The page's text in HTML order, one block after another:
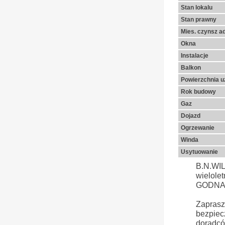
Stan lokalu
Stan prawny
Mies. czynsz
Okna
Instalacje
Balkon
Powierzchnia
Rok budowy
Gaz
Dojazd
Ogrzewanie
Winda
Usytuowanie